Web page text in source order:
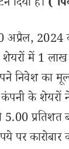
दिया है। (
अप्रैल, 2024
में 1 लाख
निवेश का
के शेयरों
कारोबार